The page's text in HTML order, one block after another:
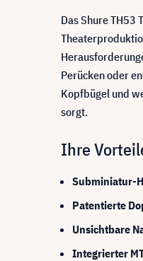
Das Shure TH53
Perücken oder
Kopfbügel und
sorgt.
Ihre
Subminiatur-
Patentierte
Unsichtbare
Integrierter